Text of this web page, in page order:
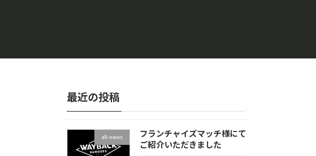
最近の投稿
all-news
フランチャイズマッチ様にて
ご紹介いただきました